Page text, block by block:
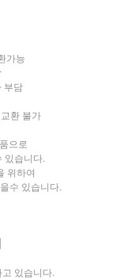
가능
부담
환 불가
으로
있습니다.
위하여
수 있습니다.
있습니다.